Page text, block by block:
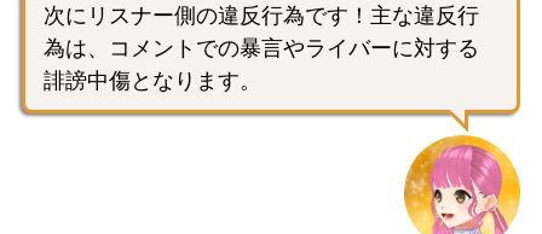
次にリスナー側の違反行為です！主な違反行
為は、コメントでの暴言やライバーに対する
誹謗中傷となります。